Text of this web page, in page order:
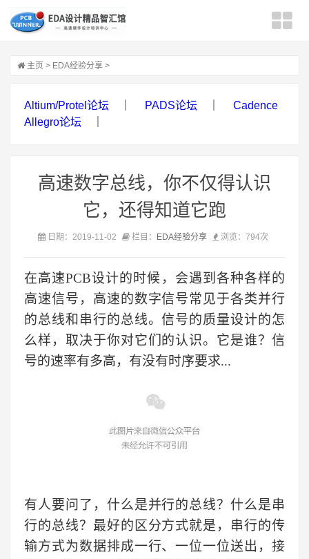
主页 > EDA经验分享 >
Altium/Protel论坛 PADS论坛
Cadence
Allegro论坛
高速数字总线，你不仅得认识
它，还得知道它跑
日期：2019-11-02 栏目： EDA经验分享 浏览： 794次
在高速PCB设计的时候，会遇到各种各样的
高速信号，高速的数字信号常见于各类并行
的总线和串行的总线。信号的质量设计的怎
么样，取决于你对它们的认识。它是谁？信
号的速率有多高，有没有时序要求...
有人要问了，什么是并行的总线？什么是串
行的总线？最好的区分方式就是， 串行的传
输方式为数据排成一行、一位一位送出 ，接